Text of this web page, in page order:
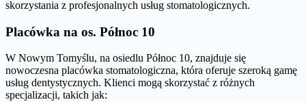
skorzystania z profesjonalnych usług stomatologicznych.
Placówka na os. Północ 10
W Nowym Tomyślu, na osiedlu Północ 10, znajduje się
nowoczesna placówka stomatologiczna, która oferuje szeroką gamę
usług dentystycznych. Klienci mogą skorzystać z różnych
specjalizacji, takich jak: